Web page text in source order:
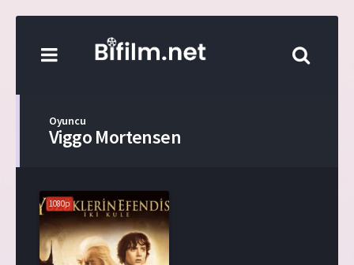
Oyuncu
Viggo Mortensen
1080p